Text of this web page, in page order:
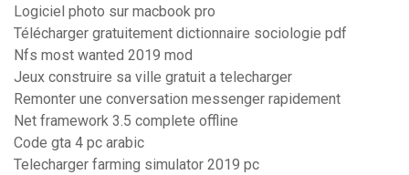
Logiciel photo sur macbook pro
Télécharger gratuitement dictionnaire sociologie pdf
Nfs most wanted 2019 mod
Jeux construire sa ville gratuit a telecharger
Remonter une conversation messenger rapidement
Net framework 3.5 complete offline
Code gta 4 pc arabic
Telecharger farming simulator 2019 pc